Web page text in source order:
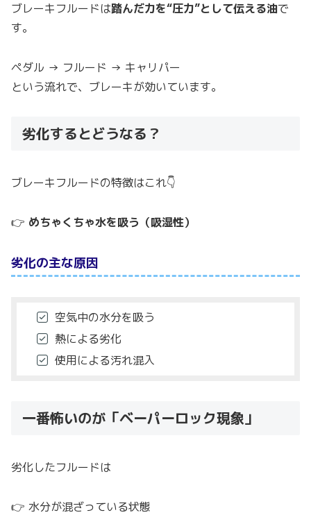
ブレーキフルードは踏んだ力を“圧力”として伝える油で
す。
ペダル → フルード → キャリパー
という流れで、ブレーキが効いています。
劣化するとどうなる？
ブレーキフルードの特徴はこれ👇
👉 めちゃくちゃ水を吸う（吸湿性）
劣化の主な原因
空気中の水分を吸う
熱による劣化
使用による汚れ混入
一番怖いのが「ベーパーロック現象」
劣化したフルードは
👉 水分が混ざっている状態